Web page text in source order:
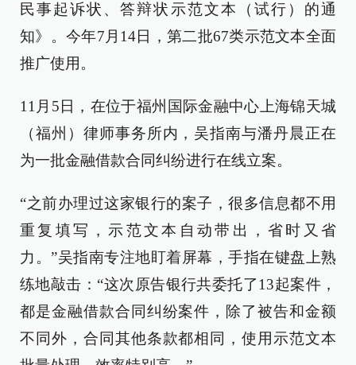
民事起诉状、答辩状示范文本（试行）的通
知》。今年7月14日，第二批67类示范文本全面
推广使用。
11月5日，在位于福州国际金融中心上海锦天城
（福州）律师事务所内，吴指南与潘丹晨正在
为一批金融借款合同纠纷进行在线立案。
“之前办理过这家银行的案子，很多信息都不用
重复填写，示范文本自动带出，省时又省
力。”吴指南专注地盯着屏幕，手指在键盘上熟
练地敲击：“这次原告银行共委托了13起案件，
都是金融借款合同纠纷案件，除了被告和金额
不同外，合同其他条款都相同，使用示范文本